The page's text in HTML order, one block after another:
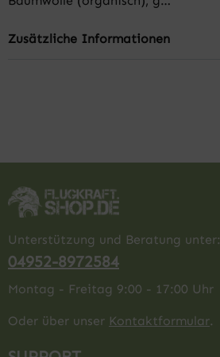
Zusätzliche Informationen
Unterstützung und Beratung unter:
04952-8972584
Montag - Freitag 9:00 - 17:00 Uhr
Oder über unser Kontaktformular.